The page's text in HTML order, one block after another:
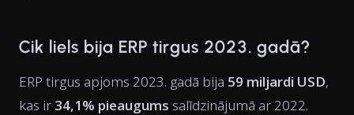
Cik liels bija ERP tirgus 2023. gadā?
ERP tirgus apjoms 2023. gadā bija 59 miljardi USD,
kas ir 34,1% pieaugums salīdzinājumā ar 2022.